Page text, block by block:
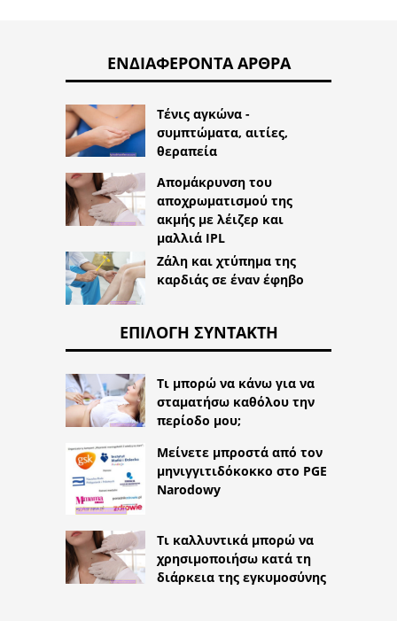
ΕΝΔΙΑΦΈΡΟΝΤΑ ΆΡΘΡΑ
Τένις αγκώνα -
συμπτώματα, αιτίες,
θεραπεία
Απομάκρυνση του
αποχρωματισμού της
ακμής με λέιζερ και
μαλλιά IPL
Ζάλη και χτύπημα της
καρδιάς σε έναν έφηβο
ΕΠΙΛΟΓΉ ΣΥΝΤΆΚΤΗ
Τι μπορώ να κάνω για να
σταματήσω καθόλου την
περίοδο μου;
Μείνετε μπροστά από τον
μηνιγγιτιδόκοκκο στο PGE
Narodowy
Τι καλλυντικά μπορώ να
χρησιμοποιήσω κατά τη
διάρκεια της εγκυμοσύνης